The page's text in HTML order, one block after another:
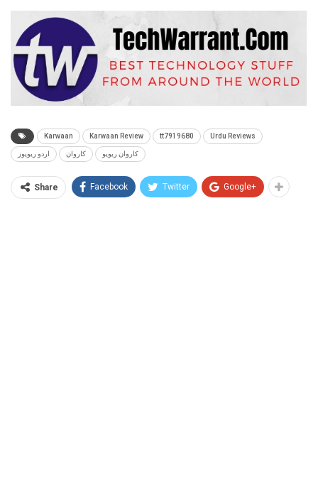
Karwaan Karwaan Review tt7919680 Urdu Reviews
اردو ریویوز کاروان کاروان ریویو
Share Facebook Twitter Google+